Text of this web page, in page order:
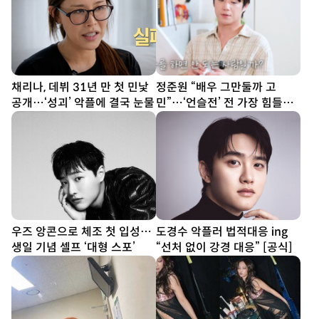
채리나, 데뷔 31년 만 첫 민낯
공개…‘성괴’ 악플에 결국 눈물
정준원 “배우 그만둘까 고
민”…‘언슬전’ 전 가장 힘들었
다
우즈 앙콘으로 체조 첫 입성…
생일 기념 셀프 ‘대형 스포’
도경수 악플러 법적대응 ing
“선처 없이 강경 대응” [공식]